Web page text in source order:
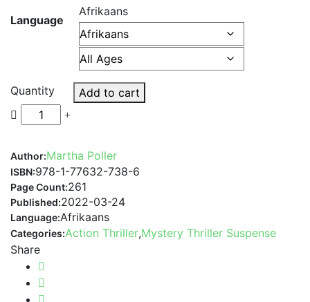
Language
Afrikaans
Quantity Add to cart
Author:Martha Poller
ISBN:978-1-77632-738-6
Page Count:261
Published:2022-03-24
Language:Afrikaans
Categories:Action Thriller,Mystery Thriller Suspense
Share